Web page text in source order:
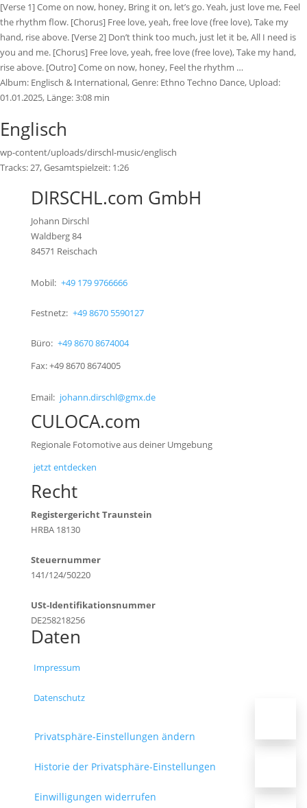
[Verse 1] Come on now, honey, Bring it on, let’s go. Yeah, just love me, Feel
the rhythm flow. [Chorus] Free love, yeah, free love (free love), Take my
hand, rise above. [Verse 2] Don’t think too much, just let it be, All I need is
you and me. [Chorus] Free love, yeah, free love (free love), Take my hand,
rise above. [Outro] Come on now, honey, Feel the rhythm …
Album: Englisch & International, Genre: Ethno Techno Dance, Upload:
01.01.2025, Länge:3:08 min
Englisch
wp-content/uploads/dirschl-music/englisch
Tracks:27, Gesamtspielzeit: 1:26
DIRSCHL.com GmbH
Johann Dirschl
Waldberg 84
84571 Reischach
Mobil: +49 179 9766666
Festnetz: +49 8670 5590127
Büro: +49 8670 8674004
Fax: +49 8670 8674005
Email: johann.dirschl@gmx.de
CULOCA.com
Regionale Fotomotive aus deiner Umgebung
jetzt entdecken
Recht
Registergericht Traunstein
HRBA 18130
Steuernummer
141/124/50220
USt-Identifikationsnummer
DE258218256
Daten
Impressum
Datenschutz
Privatsphäre-Einstellungen ändern
Historie der Privatsphäre-Einstellungen
Einwilligungen widerrufen